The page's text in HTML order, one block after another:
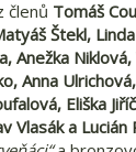
členů Tomáš
Štekl,
Anežka
Anna
Eliška
Vlasák a Lucián